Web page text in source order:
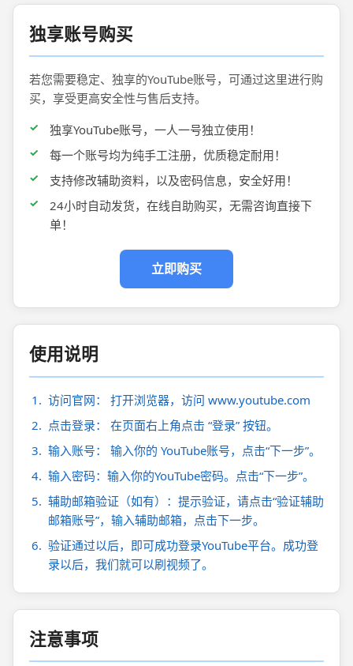
独享账号购买
若您需要稳定、独享的YouTube账号，可通过这里进行购
买，享受更高安全性与售后支持。
独享YouTube账号，一人一号独立使用！
每一个账号均为纯手工注册，优质稳定耐用！
支持修改辅助资料，以及密码信息，安全好用！
24小时自动发货，在线自助购买，无需咨询直接下
单！
立即购买
使用说明
访问官网： 打开浏览器，访问 www.youtube.com
点击登录： 在页面右上角点击 “登录” 按钮。
输入账号： 输入你的 YouTube账号，点击“下一步”。
输入密码：输入你的YouTube密码。点击“下一步”。
辅助邮箱验证（如有）：提示验证，请点击“验证辅助
邮箱账号”，输入辅助邮箱，点击下一步。
验证通过以后，即可成功登录YouTube平台。成功登
录以后，我们就可以刷视频了。
注意事项